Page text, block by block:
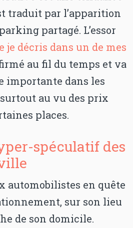
traduit par l’apparition
partagé. L’essor
je décris dans un de mes
au fil du temps et va
importante dans les
au vu des prix
places.
spéculatif des
automobilistes en quête
sur son lieu
de son domicile.